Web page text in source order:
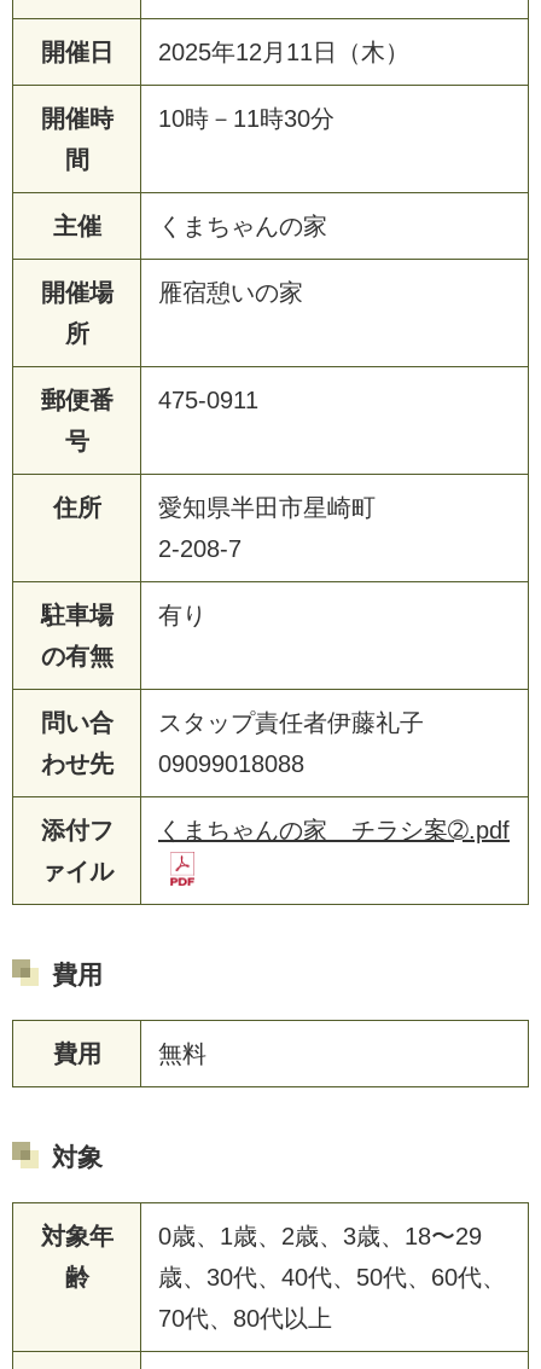
開催日 2025年12月11日（木）
開催時
間
10時－11時30分
主催 くまちゃんの家
開催場
所
雁宿憩いの家
郵便番
号
475-0911
住所
愛知県半田市星崎町
2-208-7
駐車場
の有無
有り
問い合
わせ先
スタップ責任者伊藤礼子
09099018088
添付フ
ァイル
くまちゃんの家 チラシ案➁.pdf
費用
費用 無料
対象
対象年
齢
0歳、1歳、2歳、3歳、18〜29
歳、30代、40代、50代、60代、
70代、80代以上